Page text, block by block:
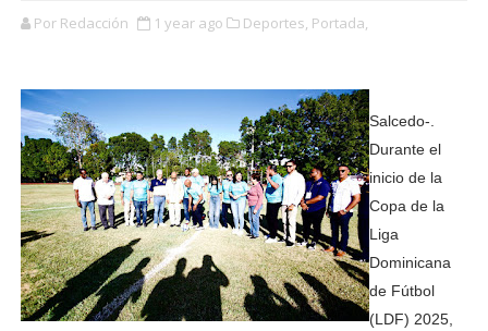
Por Redacción 1 year ago Deportes, Portada,
Salcedo-.
Durante el
inicio de la
Copa de la
Liga
Dominicana
de Fútbol
(LDF) 2025,